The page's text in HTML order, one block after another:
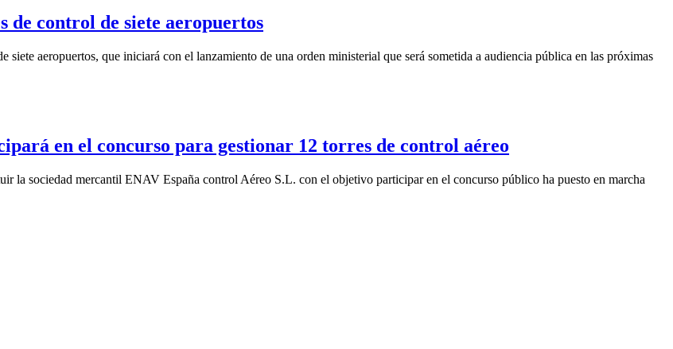
control de siete aeropuertos
aeropuertos, que iniciará con el lanzamiento de una orden ministerial que será sometida a audiencia pública en las próximas
en el concurso para gestionar 12 torres de control aéreo
la sociedad mercantil ENAV España control Aéreo S.L. con el objetivo participar en el concurso público ha puesto en marcha